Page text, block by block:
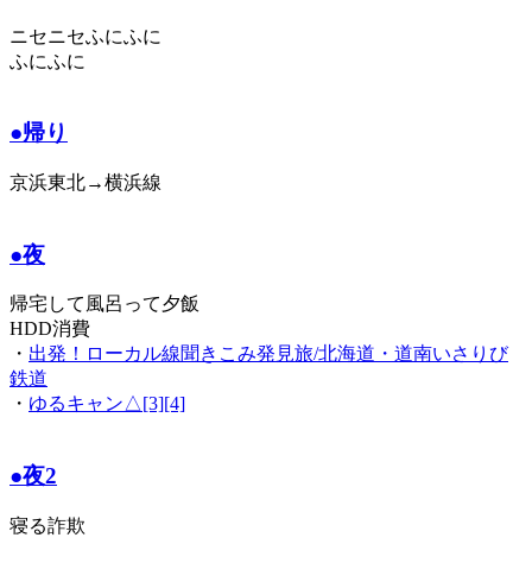
ニセニセふにふに
ふにふに
●帰り
京浜東北→横浜線
●夜
帰宅して風呂って夕飯
HDD消費
・ 出発！ローカル線聞きこみ発見旅/北海道・道南いさりび
鉄道
・ ゆるキャン△[3][4]
●夜2
寝る詐欺